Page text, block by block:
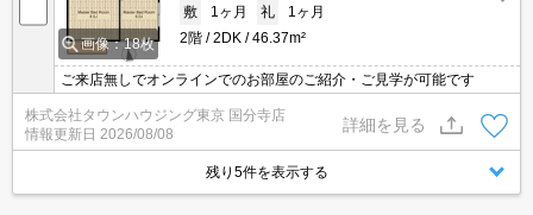
画像：18枚
敷
1ヶ月 礼
1ヶ月
2階
2DK 46.37m²
ご来店無しでオンラインでのお部屋のご紹介・ご見学が可能です
株式会社タウンハウジング東京 国分寺店
情報更新日 2026/08/08
詳細を見る
残り5件を表示する